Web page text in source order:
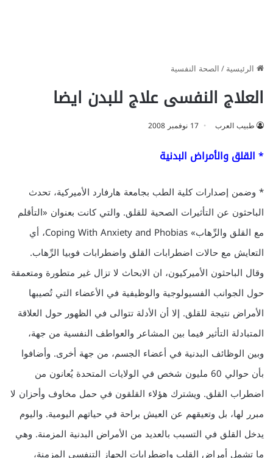
الرئيسية/الصحة النفسية
العلاج النفسى علاج للبدن ايضا
طبيب العرب 17 نوفمبر 2008
* القلق والأمراض البدنية
* وضمن إصدارات كلية الطب بجامعة هارفارد الأميركية، تحدث
الباحثون عن التأثيرات الصحية للقلق. والتي كانت بعنوان «التأقلم
مع القلق والرِّهاب» Coping With Anxiety and Phobias، أي
التعايش مع حالات اضطرابات القلق واضطرابات فوبيا الرِّهاب.
وقال الباحثون الأميركيون، ان الابحاث لا تزال غير متطورة ومتعمقة
حول الجوانب الفسيولوجية والوظيفية في الأعضاء التي تُصيبها
الأمراض نتيجة للقلق. إلا أن الأدلة تتوالى في الظهور حول العلاقة
المتبادلة التأثير فيما بين المشاعر والعواطف النفسية من جهة،
وبين الوظائف البدنية في أعضاء الجسم، من جهة أخرى. وأضافوا
بأن حوالي 60 مليون شخص في الولايات المتحدة يُعانون من
اضطراب القلق. ويشترك هؤلاء القلقون في حمل مخاوف وأحزان لا
مبرر لها، بل وتعيقهم عن العيش براحة في حياتهم اليومية. واليوم
يدخل القلق في التسبب بالعديد من الأمراض البدنية المزمنة. وهي
ما تشمل أمراض القلب واضطرابات الجهاز التنفسي المزمنة،